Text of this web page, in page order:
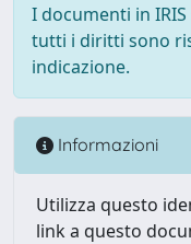
I documenti in
tutti i diritti sono
indicazione.
Informazioni
Utilizza questo
link a questo